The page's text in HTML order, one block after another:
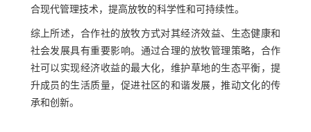
合现代管理技术，提高放牧的科学性和可持续性。
综上所述，合作社的放牧方式对其经济效益、生态健康和
社会发展具有重要影响。通过合理的放牧管理策略，合作
社可以实现经济收益的最大化，维护草地的生态平衡，提
升成员的生活质量，促进社区的和谐发展，推动文化的传
承和创新。